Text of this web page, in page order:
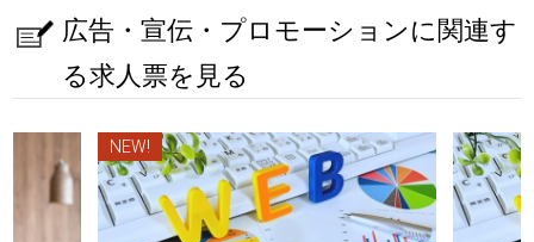
広告・宣伝・プロモーションに関連す
る求人票を見る
NEW!